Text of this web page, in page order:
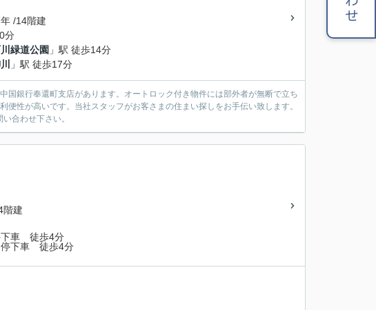
/14階建
分
緑道公園 」駅 徒歩14分
」駅 徒歩17分
国銀行奉還町支店があります。オートロック付き物件には部外者が無断で立ち
性が高いです。当社スタッフがお客さまの住まい探しをお手伝い致します。
合わせ下さい。
階建
下車 徒歩4分
停下車 徒歩4分